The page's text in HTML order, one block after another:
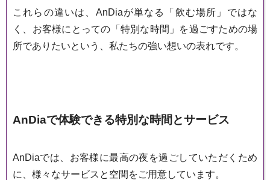
これらの違いは、AnDiaが単なる「飲む場所」ではな
く、お客様にとっての「特別な時間」を過ごすための場
所でありたいという、私たちの強い想いの表れです。
AnDiaで体験できる特別な時間とサービス
AnDiaでは、お客様に最高の夜を過ごしていただくため
に、様々なサービスと空間をご用意しています。